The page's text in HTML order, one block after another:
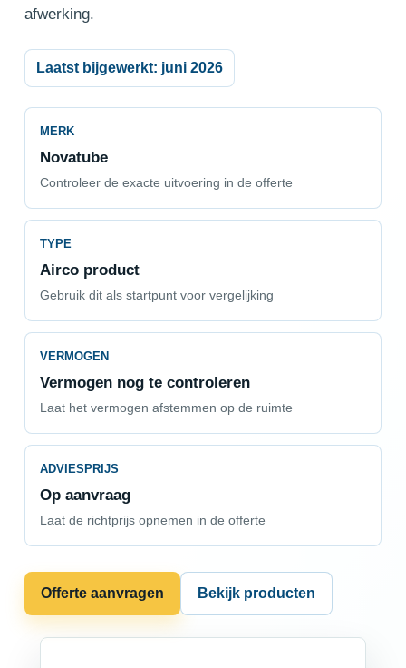
afwerking.
Laatst bijgewerkt: juni 2026
MERK
Novatube
Controleer de exacte uitvoering in de offerte
TYPE
Airco product
Gebruik dit als startpunt voor vergelijking
VERMOGEN
Vermogen nog te controleren
Laat het vermogen afstemmen op de ruimte
ADVIESPRIJS
Op aanvraag
Laat de richtprijs opnemen in de offerte
Offerte aanvragen Bekijk producten